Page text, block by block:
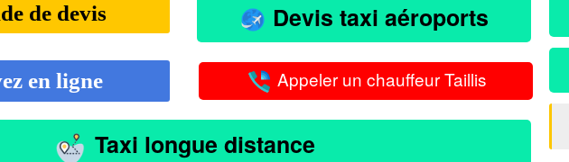
de devis Devis taxi aéroports
en ligne Appeler un chauffeur Taillis
Taxi longue distance